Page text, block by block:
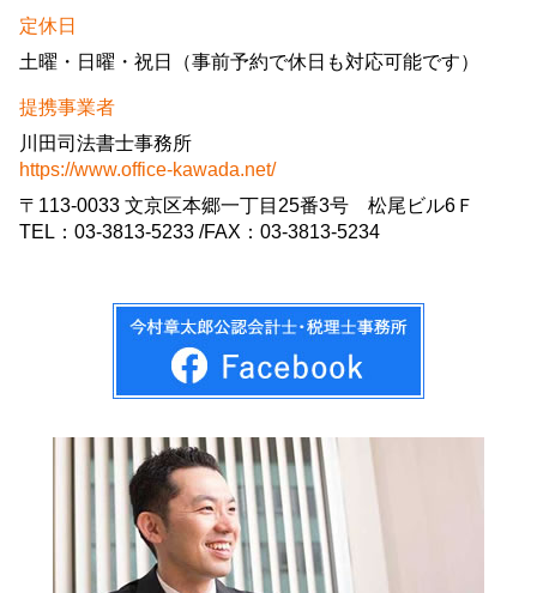
定休日
土曜・日曜・祝日（事前予約で休日も対応可能です）
提携事業者
川田司法書士事務所
https://www.office-kawada.net/
〒113-0033 文京区本郷一丁目25番3号 松尾ビル6Ｆ
TEL：03-3813-5233 /FAX：03-3813-5234